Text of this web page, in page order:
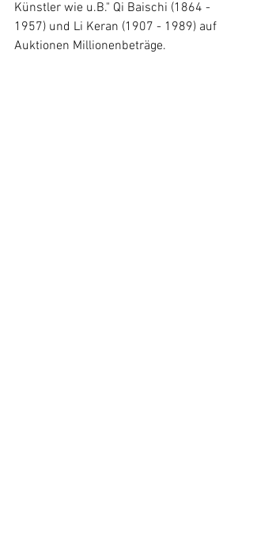
Künstler wie u.B." Qi Baischi (1864 -
1957) und Li Keran (1907 - 1989) auf
Auktionen Millionenbeträge.